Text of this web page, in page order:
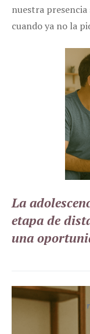
nuestra
cuando ya no la
La
etapa de
una